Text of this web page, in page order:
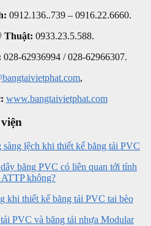
0912.136..739 – 0916.22.6660.
Thuật: 0933.23.5.588.
028-62936994 / 028-62966307.
,
www.bangtaivietphat.com
lệch khi thiết kế băng tải PVC
băng PVC có liên quan tới tính
không?
khi thiết kế băng tải PVC tai bèo
PVC và băng tải nhựa Modular